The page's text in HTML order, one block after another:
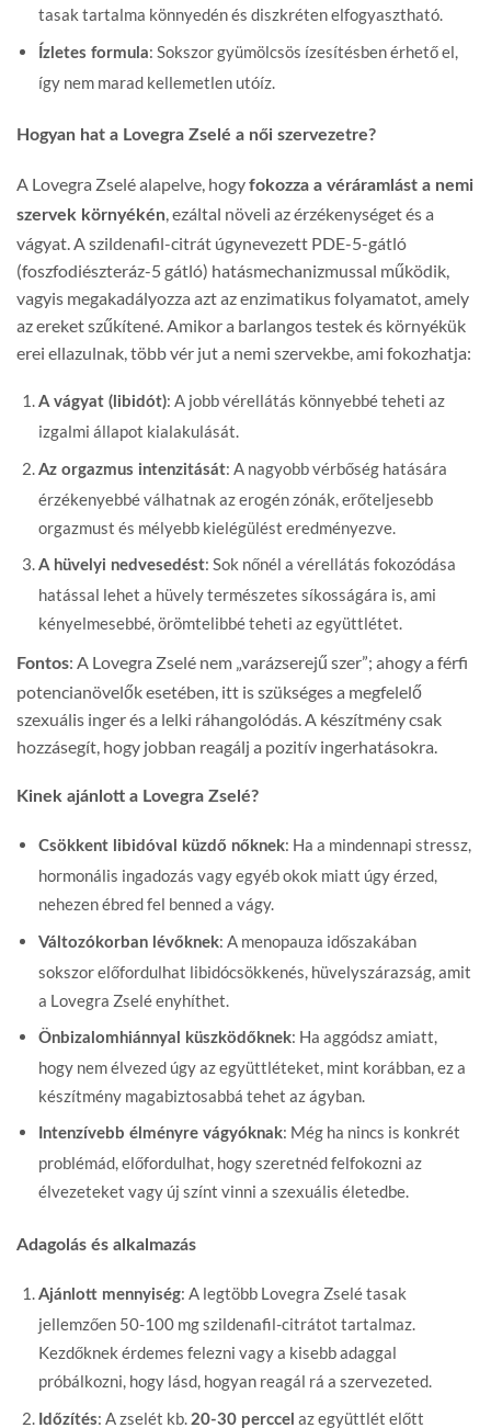
tasak tartalma könnyedén és diszkréten elfogyasztható.
Ízletes formula: Sokszor gyümölcsös ízesítésben érhető el,
így nem marad kellemetlen utóíz.
Hogyan hat a Lovegra Zselé a női szervezetre?
A Lovegra Zselé alapelve, hogyfokozza a véráramlást a nemi
szervek környékén , ezáltal növeli az érzékenységet és a
vágyat. A szildenafil-citrát úgynevezett PDE-5-gátló
(foszfodiészteráz-5 gátló) hatásmechanizmussal működik,
vagyis megakadályozza azt az enzimatikus folyamatot, amely
az ereket szűkítené. Amikor a barlangos testek és környékük
erei ellazulnak, több vér jut a nemi szervekbe, ami fokozhatja:
A vágyat (libidót): A jobb vérellátás könnyebbé teheti az
izgalmi állapot kialakulását.
Az orgazmus intenzitását: A nagyobb vérbőség hatására
érzékenyebbé válhatnak az erogén zónák, erőteljesebb
orgazmust és mélyebb kielégülést eredményezve.
A hüvelyi nedvesedést: Sok nőnél a vérellátás fokozódása
hatással lehet a hüvely természetes síkosságára is, ami
kényelmesebbé, örömtelibbé teheti az együttlétet.
Fontos: A Lovegra Zselé nem „varázserejű szer”; ahogy a férfi
potencianövelők esetében, itt is szükséges a megfelelő
szexuális inger és a lelki ráhangolódás. A készítmény csak
hozzásegít, hogy jobban reagálj a pozitív ingerhatásokra.
Kinek ajánlott a Lovegra Zselé?
Csökkent libidóval küzdő nőknek: Ha a mindennapi stressz,
hormonális ingadozás vagy egyéb okok miatt úgy érzed,
nehezen ébred fel benned a vágy.
Változókorban lévőknek: A menopauza időszakában
sokszor előfordulhat libidócsökkenés, hüvelyszárazság, amit
a Lovegra Zselé enyhíthet.
Önbizalomhiánnyal küszködőknek: Ha aggódsz amiatt,
hogy nem élvezed úgy az együttléteket, mint korábban, ez a
készítmény magabiztosabbá tehet az ágyban.
Intenzívebb élményre vágyóknak: Még ha nincs is konkrét
problémád, előfordulhat, hogy szeretnéd felfokozni az
élvezeteket vagy új színt vinni a szexuális életedbe.
Adagolás és alkalmazás
Ajánlott mennyiség: A legtöbb Lovegra Zselé tasak
jellemzően 50-100 mg szildenafil-citrátot tartalmaz.
Kezdőknek érdemes felezni vagy a kisebb adaggal
próbálkozni, hogy lásd, hogyan reagál rá a szervezeted.
Időzítés: A zselét kb. 20-30 perccel az együttlét előtt